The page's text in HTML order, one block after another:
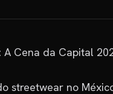
A Cena da Capital
streetwear no